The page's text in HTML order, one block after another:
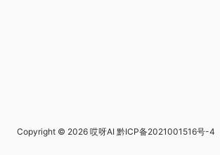
Copyright © 2026 哎呀AI 黔ICP备2021001516号-4